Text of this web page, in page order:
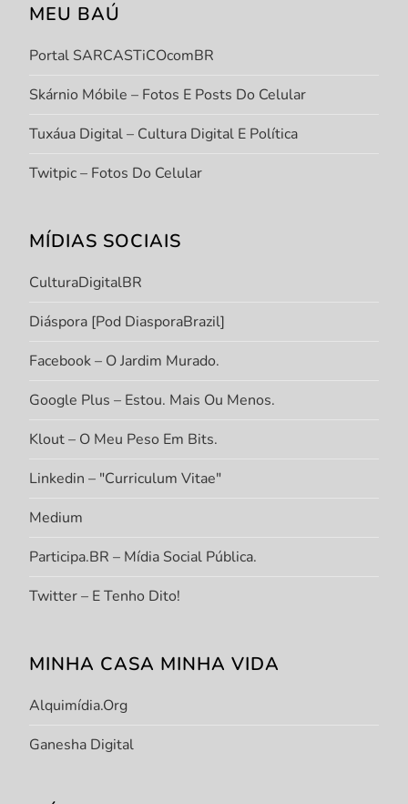
MEU BAÚ
Portal SARCASTiCOcomBR
Skárnio Móbile – Fotos E Posts Do Celular
Tuxáua Digital – Cultura Digital E Política
Twitpic – Fotos Do Celular
MÍDIAS SOCIAIS
CulturaDigitalBR
Diáspora [Pod DiasporaBrazil]
Facebook – O Jardim Murado.
Google Plus – Estou. Mais Ou Menos.
Klout – O Meu Peso Em Bits.
Linkedin – "Curriculum Vitae"
Medium
Participa.BR – Mídia Social Pública.
Twitter – E Tenho Dito!
MINHA CASA MINHA VIDA
Alquimídia.org
Ganesha Digital